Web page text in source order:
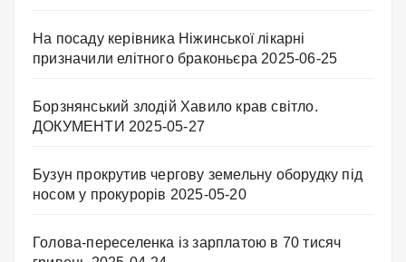
На посаду керівника Ніжинської лікарні
призначили елітного браконьєра 2025-06-25
Борзнянський злодій Хавило крав світло.
ДОКУМЕНТИ 2025-05-27
Бузун прокрутив чергову земельну оборудку під
носом у прокурорів 2025-05-20
Голова-переселенка із зарплатою в 70 тисяч